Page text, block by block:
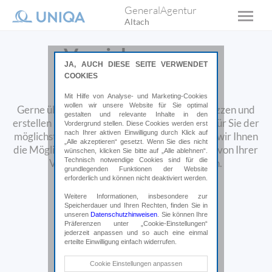
GeneralAgentur
Altach
Versicherungen
überprüfen
Gerne überprüfen wir Ihre Versicherungspolizzen und
erstellen Ihnen ein Vergleichsangebot. Damit für Sie der
möglichst geringste Aufwand entsteht, bieten wir Ihnen
die Möglichkeit, Ihre aktuellen Polizzen direkt von Ihrer
Versicherung an uns schicken zu lassen.
JA, AUCH DIESE SEITE VERWENDET
COOKIES
Mit Hilfe von Analyse- und Marketing-Cookies
wollen wir unsere Website für Sie optimal
gestalten und relevante Inhalte in den
Vordergrund stellen. Diese Cookies werden erst
nach Ihrer aktiven Einwilligung durch Klick auf
„Alle akzeptieren“ gesetzt. Wenn Sie dies nicht
wünschen, klicken Sie bitte auf „Alle ablehnen“.
Technisch notwendige Cookies sind für die
grundlegenden Funktionen der Website
erforderlich und können nicht deaktiviert werden.
Weitere Informationen, insbesondere zur
Speicherdauer und Ihren Rechten, finden Sie in
unserenDatenschutzhinweisen . Sie können Ihre
Präferenzen unter „Cookie-Einstellungen“
jederzeit anpassen und so auch eine einmal
erteilte Einwilligung einfach widerrufen.
Technische Cookies
Cookie Einstellungen anpassen